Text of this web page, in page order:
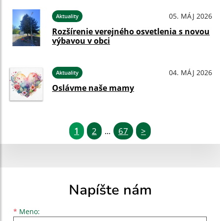
Aktuality 05. MÁJ 2026
Rozšírenie verejného osvetlenia s novou
výbavou v obci
Aktuality 04. MÁJ 2026
Oslávme naše mamy
1 2 ... 67 >
Napíšte nám
* Meno:
Meno
Priezvisko
E-mailová adresa